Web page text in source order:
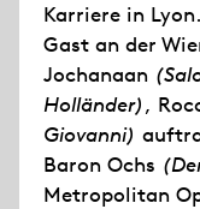
Karriere in
Gast an der
Jochanaan
Holländer),
Giovanni)
Baron Ochs
Metropolitan